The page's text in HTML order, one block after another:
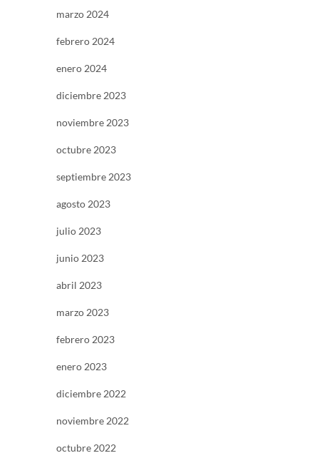
marzo 2024
febrero 2024
enero 2024
diciembre 2023
noviembre 2023
octubre 2023
septiembre 2023
agosto 2023
julio 2023
junio 2023
abril 2023
marzo 2023
febrero 2023
enero 2023
diciembre 2022
noviembre 2022
octubre 2022